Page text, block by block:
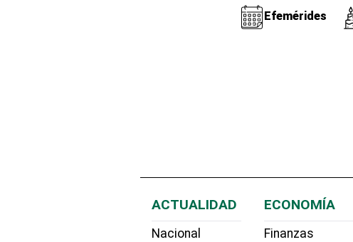
Efemérides
ACTUALIDAD
Nacional
ECONOMÍA
Finanzas